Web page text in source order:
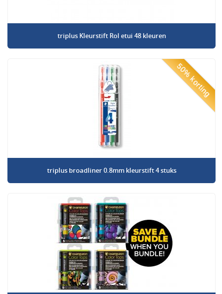
triplus Kleurstift Rol etui 48 kleuren
50% korting
triplus broadliner 0.8mm kleurstift 4 stuks